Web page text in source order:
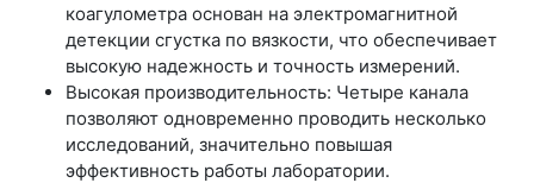
коагулометра основан на электромагнитной
детекции сгустка по вязкости, что обеспечивает
высокую надежность и точность измерений.
Высокая производительность: Четыре канала
позволяют одновременно проводить несколько
исследований, значительно повышая
эффективность работы лаборатории.